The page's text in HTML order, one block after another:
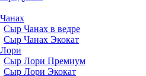
Сыр Чанах в ведре
Сыр Чанах Экокат
Сыр Лори Премиум
Сыр Лори Экокат